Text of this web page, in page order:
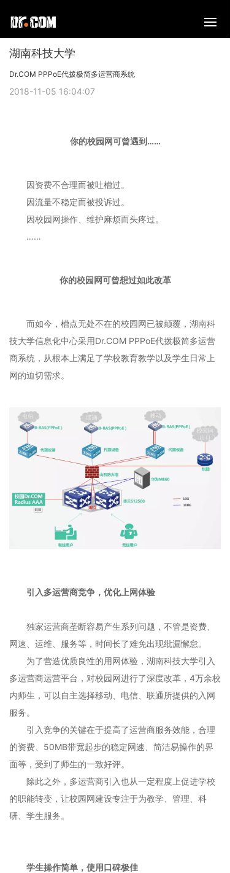
湖南科技大学
Dr.COM PPPoE代拨极简多运营商系统
2018-11-05 16:04:07
你的校园网可曾遇到……
因资费不合理而被吐槽过。
因流量不稳定而被投诉过。
因校园网操作、维护麻烦而头疼过。
……
你的校园网可曾想过如此改革
而如今，槽点无处不在的校园网已被颠覆，湖南科
技大学信息化中心采用Dr.COM PPPoE代拨极简多运营
商系统，从根本上满足了学校教育教学以及学生日常上
网的迫切需求。
引入多运营商竞争，优化上网体验
独家运营商垄断容易产生系列问题，不管是资费、
网速、运维、服务等，时间长了难免出现纰漏懈怠。
为了营造优质良性的用网体验，湖南科技大学引入
多运营商运营平台，对校园网进行了深度改革，4万余校
内师生，可以自主选择移动、电信、联通所提供的入网
服务。
引入竞争的关键在于提高了运营商服务效能，合理
的资费、50MB带宽起步的稳定网速、简洁易操作的界
面等，受到了师生的一致好评。
除此之外，多运营商引入也从一定程度上促进学校
的职能转变，让校园网建设专注于为教学、管理、科
研、学生服务。
学生操作简单，使用口碑极佳